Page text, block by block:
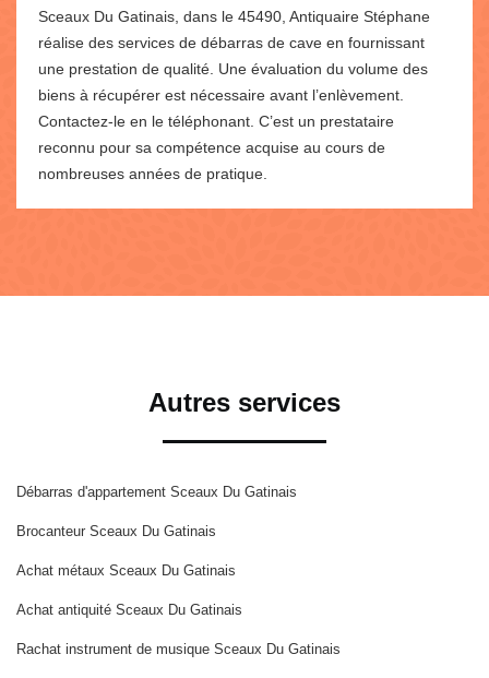
Sceaux Du Gatinais, dans le 45490, Antiquaire Stéphane
réalise des services de débarras de cave en fournissant
une prestation de qualité. Une évaluation du volume des
biens à récupérer est nécessaire avant l’enlèvement.
Contactez-le en le téléphonant. C’est un prestataire
reconnu pour sa compétence acquise au cours de
nombreuses années de pratique.
Autres services
Débarras d'appartement Sceaux Du Gatinais
Brocanteur Sceaux Du Gatinais
Achat métaux Sceaux Du Gatinais
Achat antiquité Sceaux Du Gatinais
Rachat instrument de musique Sceaux Du Gatinais